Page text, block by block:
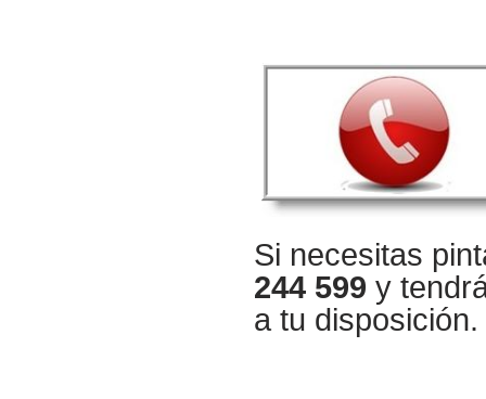
Si necesitas
244 599 y
a tu disposición.